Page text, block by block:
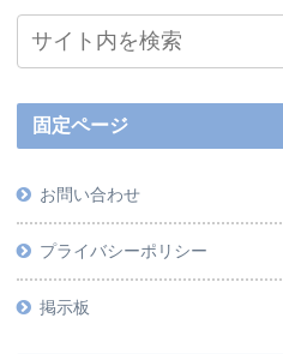
固定ページ
お問い合わせ
プライバシーポリシー
掲示板